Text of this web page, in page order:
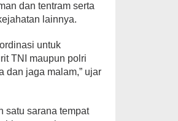
dan tentram serta
lainnya.
untuk
TNI maupun polri
dan jaga malam,” ujar
satu sarana tempat